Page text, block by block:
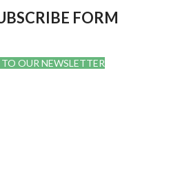
FORM
OUR NEWSLETTER